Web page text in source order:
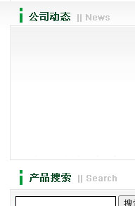
·
·
强力胶贴合机-讲述贴...